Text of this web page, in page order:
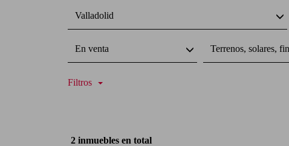
Valladolid
En venta Terrenos, solares,
Filtros
2 inmuebles en total